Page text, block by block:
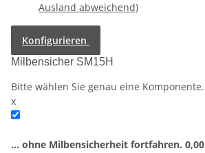
Ausland abweichend)
Konfigurieren
Milbensicher SM15H
Bitte wählen Sie genau eine Komponente.
x
... ohne Milbensicherheit fortfahren.